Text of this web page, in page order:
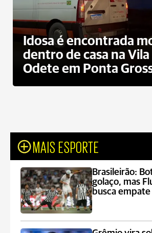
Idosa é encontrada
dentro de casa na Vila
Odete em Ponta
MAIS ESPORTE
Brasileirão:
golaço, mas
busca